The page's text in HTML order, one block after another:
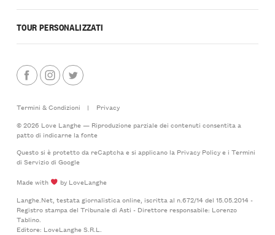
TOUR PERSONALIZZATI
Termini & Condizioni |
Privacy
© 2026 Love Langhe — Riproduzione parziale dei contenuti consentita a
patto di indicarne la fonte
Questo si è protetto da reCaptcha e si applicano la Privacy Policye i Termini
di Serviziodi Google
Made with
by LoveLanghe
Langhe.Net, testata giornalistica online, iscritta al n.672/14 del 15.05.2014 -
Registro stampa del Tribunale di Asti - Direttore responsabile: Lorenzo
Tablino.
Editore: LoveLanghe S.R.L.